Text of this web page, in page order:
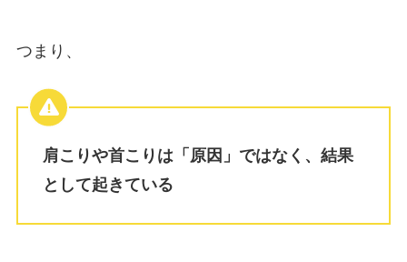
つまり、
肩こりや首こりは「原因」ではなく、結果
として起きている